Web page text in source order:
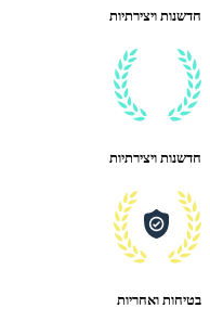
חדשנות ויצירתיות
חדשנות ויצירתיות
בטיחות ואחריות